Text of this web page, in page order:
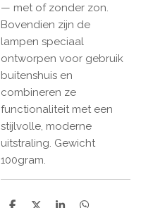
— met of zonder zon.
Bovendien zijn de
lampen speciaal
ontworpen voor gebruik
buitenshuis en
combineren ze
functionaliteit met een
stijlvolle, moderne
uitstraling. Gewicht
100gram.